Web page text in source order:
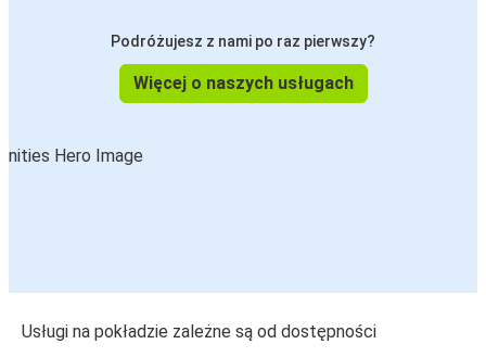
Podróżujesz z nami po raz pierwszy?
Więcej o naszych usługach
Usługi na pokładzie zależne są od dostępności